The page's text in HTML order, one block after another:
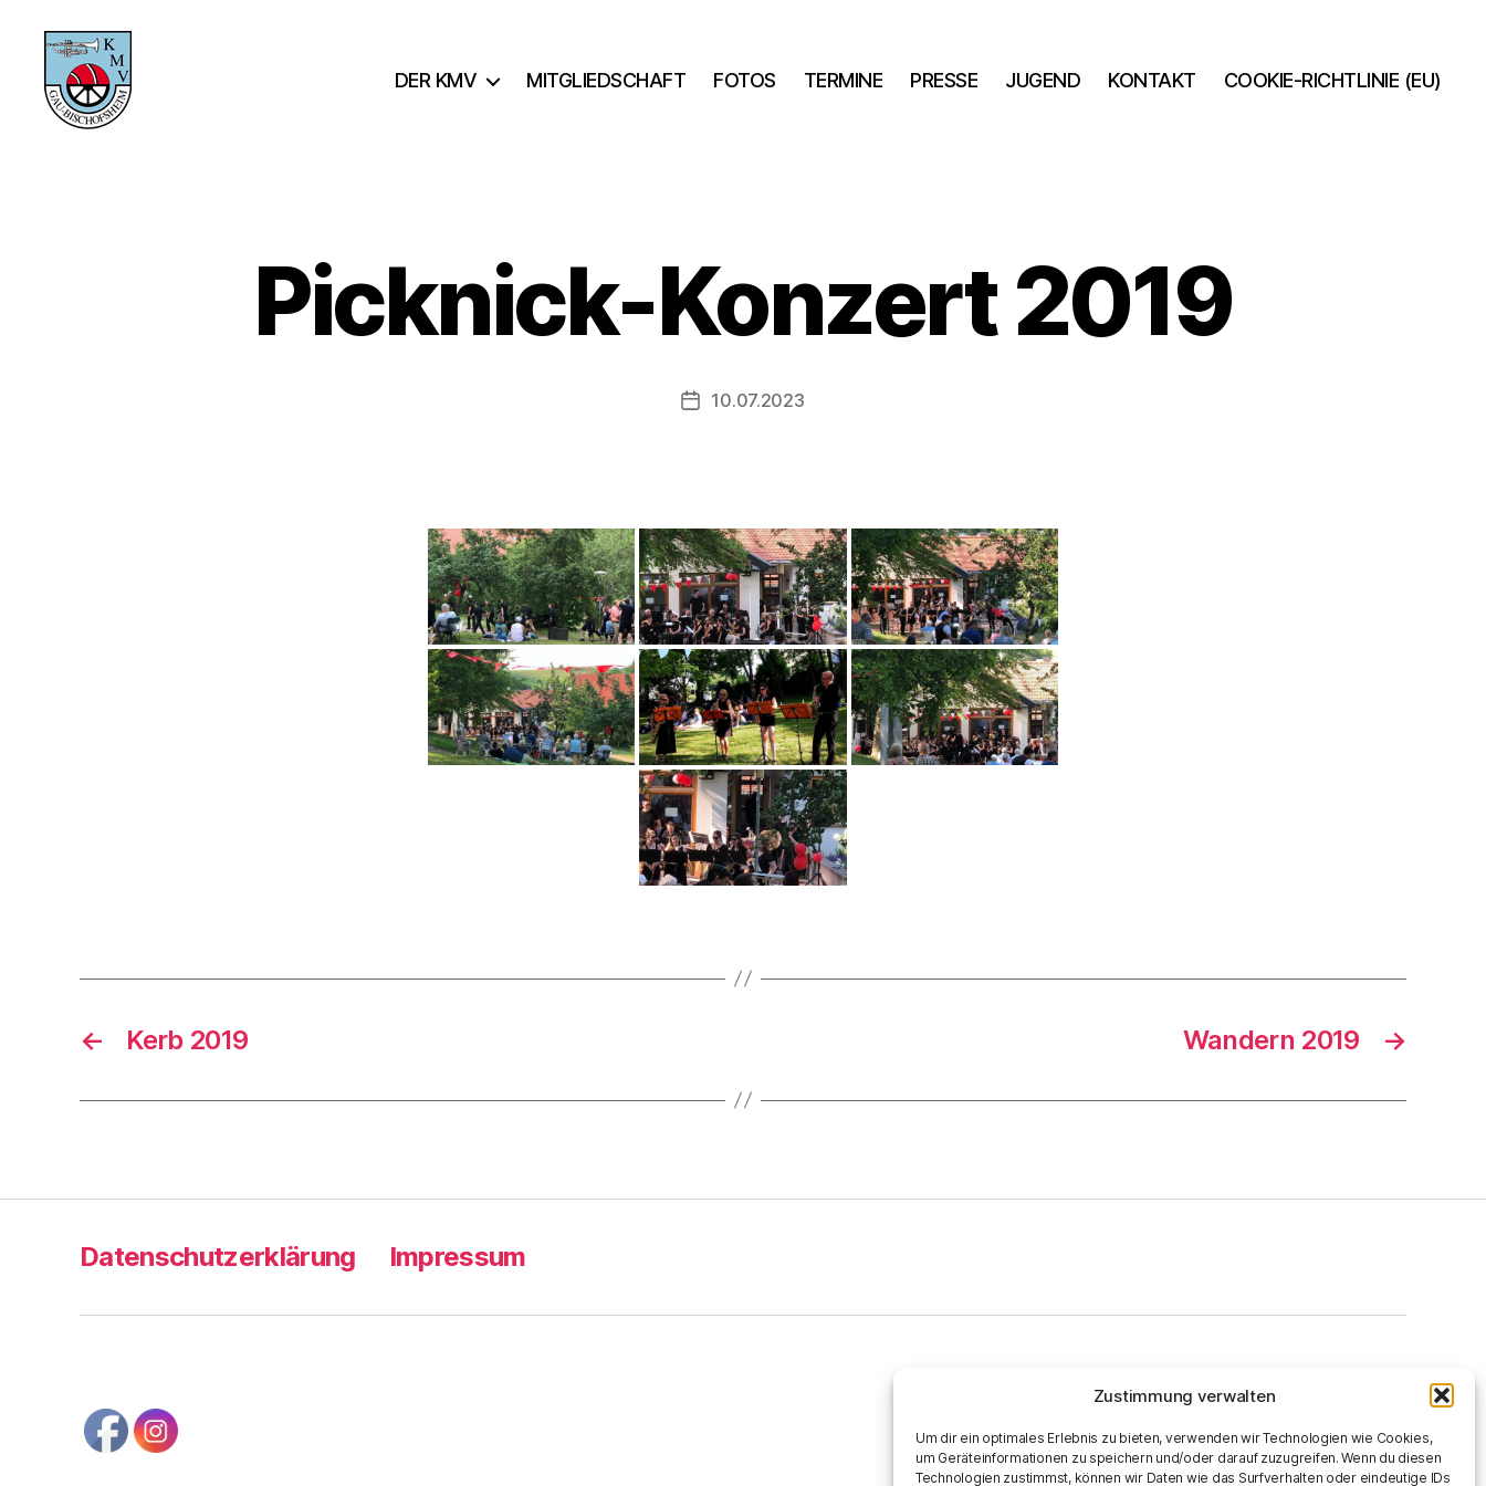
Zustimmung verwalten
Um dir ein optimales Erlebnis zu bieten, verwenden wir Technologien wie Cookies,
um Geräteinformationen zu speichern und/oder darauf zuzugreifen. Wenn du diesen
Technologien zustimmst, können wir Daten wie das Surfverhalten oder eindeutige IDs
DER KMV MITGLIEDSCHAFT FOTOS TERMINE PRESSE JUGEND KONTAKT COOKIE-RICHTLINIE (EU)
Picknick-Konzert 2019
Veröffentlichungsdatum
10.07.2023
← Kerb 2019 →
Wandern 2019
Datenschutzerklärung Impressum